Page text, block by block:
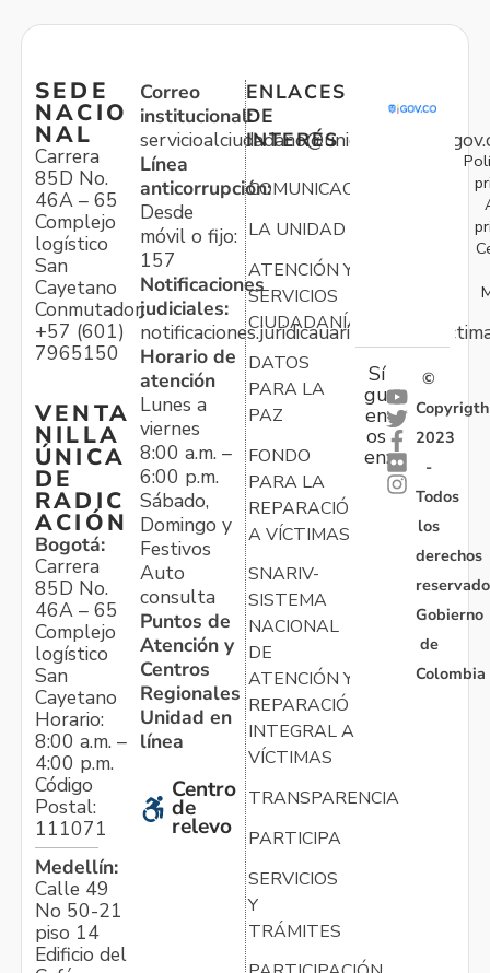
SEDE
NACIO
NAL
Carrera
85D No.
46A – 65
Complejo
logístico
San
Cayetano
Conmutador:
+57 (601)
7965150
VENTA
NILLA
ÚNICA
DE
RADIC
ACIÓN
Bogotá:
Carrera
85D No.
46A – 65
Complejo
logístico
San
Cayetano
Horario:
8:00 a.m. –
4:00 p.m.
Código
Postal:
111071
Medellín:
Calle 49
No 50-21
piso 14
Edificio del
Correo
institucional:
Línea
anticorrupción:
Desde
móvil o fijo:
157
Notificaciones
judiciales:
Horario de
atención
Lunes a
viernes
8:00 a.m. –
6:00 p.m.
Sábado,
Domingo y
Festivos
Auto
consulta
Puntos de
Atención y
Centros
Regionales
Unidad en
línea
Centro
de
relevo
ENLACES
DE
INTERÉS
COMUNICACIONES
LA UNIDAD
ATENCIÓN Y
SERVICIOS
CIUDADANÍA
DATOS
PARA LA
PAZ
FONDO
PARA LA
REPARACIÓN
A VÍCTIMAS
SNARIV-
SISTEMA
NACIONAL
DE
ATENCIÓN Y
REPARACIÓN
INTEGRAL A
VÍCTIMAS
TRANSPARENCIA
PARTICIPA
SERVICIOS
Y
TRÁMITES
Sí
gu
en
os
en:
©
Copyrigth
2023
-
Todos
los
derechos
Gobierno
de
Colombia